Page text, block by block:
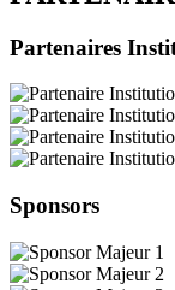
Partenaires
Sponsors